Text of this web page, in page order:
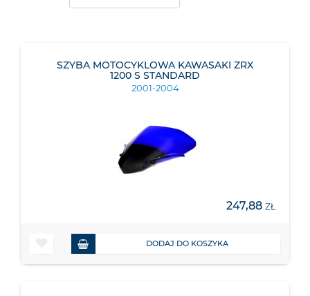
SZYBA MOTOCYKLOWA KAWASAKI ZRX
1200 S STANDARD
2001-2004
247,88 ZŁ
DODAJ DO KOSZYKA